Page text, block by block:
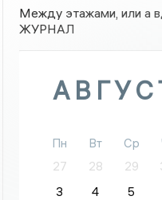
Между этажами, или а
ЖУРНАЛ
Пн Вт Ср
27
28 29
3
4 5